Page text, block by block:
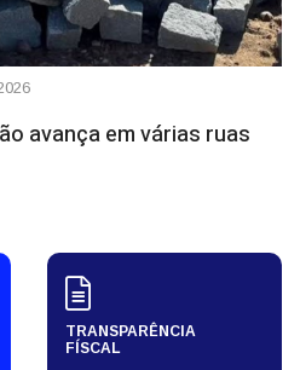
avança em várias ruas
TRANSPARÊNCIA
FÍSCAL